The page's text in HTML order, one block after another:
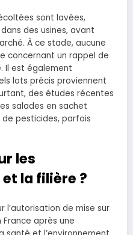
sont lavées,
des usines, avant
À ce stade, aucune
concernant un rappel de
Il est également
lots précis proviennent
des études récentes
salades en sachet
pesticides, parfois
les
la filière ?
l’autorisation de mise sur
après une